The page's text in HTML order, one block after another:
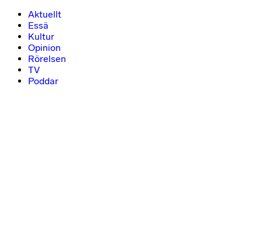
Aktuellt
Essä
Kultur
Opinion
Rörelsen
TV
Poddar